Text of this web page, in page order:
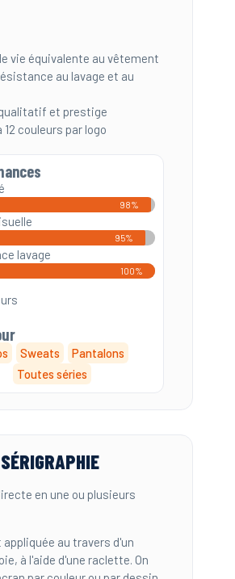
vie équivalente au vêtement
au lavage et au
et prestige
12 couleurs par logo
98%
95%
lavage
100%
Sweats
Pantalons
Toutes séries
en une ou plusieurs
appliquée au travers d'un
à l'aide d'une raclette. On